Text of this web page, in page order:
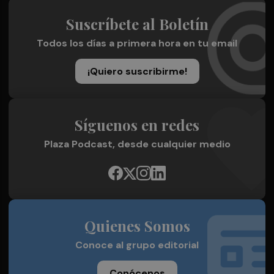
Suscríbete al Boletín
Todos los días a primera hora en tu email
¡Quiero suscribirme!
Síguenos en redes
Plaza Podcast, desde cualquier medio
Quienes Somos
Conoce al grupo editorial